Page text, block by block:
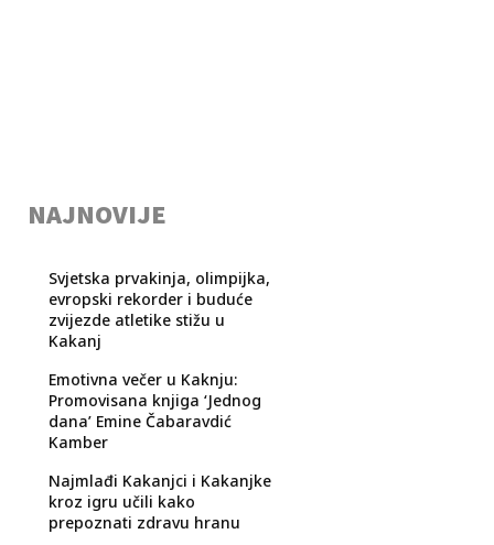
NAJNOVIJE
Svjetska prvakinja, olimpijka,
evropski rekorder i buduće
zvijezde atletike stižu u
Kakanj
Emotivna večer u Kaknju:
Promovisana knjiga ‘Jednog
dana’ Emine Čabaravdić
Kamber
Najmlađi Kakanjci i Kakanjke
kroz igru učili kako
prepoznati zdravu hranu